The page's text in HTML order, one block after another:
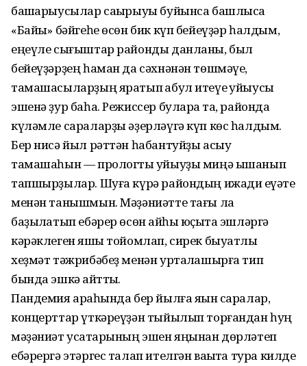
башҡарыусылар саҡырыуы буйынса башлыса
«Байыҡ» бәйгеһе өсөн бик күп бейеүҙәр һалдым,
еңеүле сығыштар районды данланы, был
бейеүҙәрҙең һаман да сәхнәнән төшмәүе,
тамашасыларҙың яратып ҡабул итеүе ҡуйыусы
эшенә ҙур баһа. Режиссер булараҡ та, районда
күләмле сараларҙы әҙерләүгә күп көс һалдым.
Бер нисә йыл рәттән һабантуйҙы асыу
тамашаһын — прологты ҡуйыуҙы миңә ышанып
тапшырҙылар. Шуға күрә райондың ижади ҡеүәте
менән танышмын. Мәҙәниәтте тағы ла
баҙыҡлатып ебәрер өсөн ҡайһы юҫыҡта эшләргә
кәрәклеген яҡшы тойомлап, сирек быуатлыҡ
хеҙмәт тәжрибәбеҙ менән уртаҡлашырға тип
бында эшкә ҡайттыҡ.
Пандемия арҡаһында бер йылға яҡын саралар,
концерттар үткәреүҙән тыйылып торғандан һуң
мәҙәниәт усаҡтарының эшен яңынан дөрләтеп
ебәрергә этәргес талап ителгән ваҡытҡа тура килде